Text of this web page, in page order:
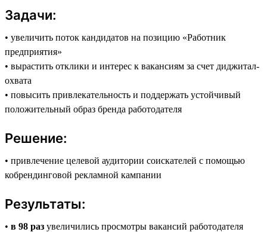
Задачи:
• увеличить поток кандидатов на позицию «Работник
предприятия»
• вырастить отклики и интерес к вакансиям за счет диджитал-
охвата
• повысить привлекательность и поддержать устойчивый
положительный образ бренда работодателя
Решение:
• привлечение целевой аудитории соискателей с помощью
кобрендинговой рекламной кампании
Результаты:
• в 98 раз увеличились просмотры вакансий работодателя